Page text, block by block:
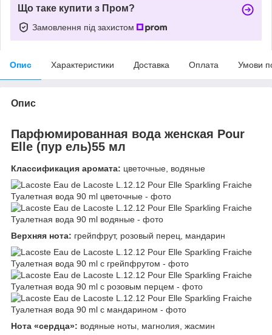
Що таке купити з Пром?
Замовлення під захистом
Опис Характеристики Доставка Оплата Умови
Опис
Парфюмированная вода женская Pour
Elle (пур ель)55 мл
Классификация аромата: цветочные, водяные
Верхняя нота: грейпфрут, розовый перец, мандарин
Нота «сердца»: водяные ноты, магнолия, жасмин